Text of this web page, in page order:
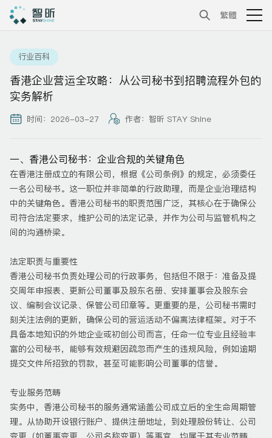
繁體
行业百科
香港企业营运全攻略：从公司秘书到招聘流程外包的
实务解析
时间：2026-03-27 作者：智昕 STAY Shine
一、香港公司秘书：企业合规的关键角色
在香港注册成立的有限公司，根据《公司条例》的规定，必须委任
一名公司秘书。这一职位并非简单的行政助理，而是企业治理结构
中的关键角色。香港公司秘书的职责范围广泛，其核心在于确保公
司符合法定要求，维护公司的法定记录，并作为公司与监管机构之
间的沟通桥梁。
法定职责与重要性
香港公司秘书负责处理公司的行政事务，包括但不限于：准备及提
交周年申报表、更新公司董事及股东名册、安排董事会及股东会
议、编制会议记录、保管公司印章等。更重要的是，公司秘书需时
刻关注法例的更新，确保公司的营运活动不偏离法律框架。对于不
具备本地知识的外地企业或初创公司而言，任命一位专业且经验丰
富的公司秘书，能够有效规避因疏忽而产生的违规风险，例如逾期
提交文件所招致的罚款，甚至可能影响公司董事的信誉。
专业服务范畴
实务中，香港公司秘书的服务通常涵盖公司成立后的全生命周期管
理。从协助开设银行账户、提供注册地址，到处理股份转让、公司